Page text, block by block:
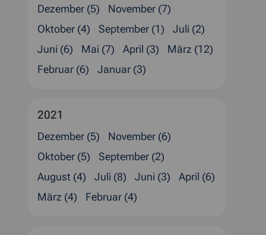
Dezember (5)
November (7)
Oktober (4)
September (1)
Juli (2)
Juni (6)
Mai (7) April (3)
März (12)
Februar (6)
Januar (3)
2021
Dezember (5)
November (6)
Oktober (5)
September (2)
August (4)
Juli (8) Juni (3)
April (6)
März (4)
Februar (4)